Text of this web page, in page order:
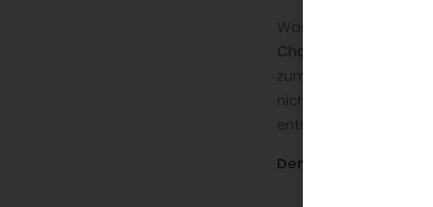
Was kann der
Chancen.
Im
zum Kunden muss
nicht zu stemmen,
entsprechende
Denn in